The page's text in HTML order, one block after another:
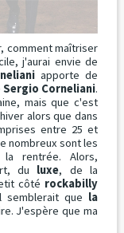
comment maîtriser
j'aurai envie de
apporte de
Sergio Corneliani.
mais que c'est
alors que dans
entre 25 et
nombreux sont les
rentrée. Alors,
du luxe, de la
côté rockabilly
semblerait que la
J'espère que ma